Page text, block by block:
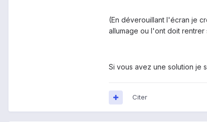
(En déverouillant l'écran je
allumage ou l'ont doit rentrer
Si vous avez une solution je
Citer